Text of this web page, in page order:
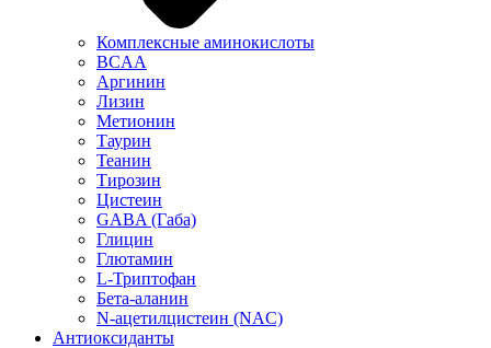
Комплексные аминокислоты
BCAA
Аргинин
Лизин
Метионин
Таурин
Теанин
Тирозин
Цистеин
GABA (Габа)
Глицин
Глютамин
L-Триптофан
Бета-аланин
N-ацетилцистеин (NAC)
Антиоксиданты